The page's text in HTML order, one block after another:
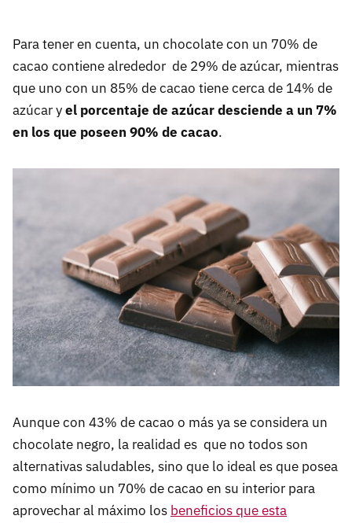
Para tener en cuenta, un chocolate con un 70% de
cacao contiene alrededor de 29% de azúcar, mientras
que uno con un 85% de cacao tiene cerca de 14% de
azúcar yel porcentaje de azúcar desciende a un 7%
en los que poseen 90% de cacao.
Aunque con 43% de cacao o más ya se considera un
chocolate negro, la realidad es que no todos son
alternativas saludables, sino que lo ideal es que posea
como mínimo un 70% de cacao en su interior para
aprovechar al máximo los beneficios que esta